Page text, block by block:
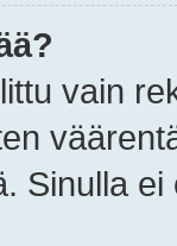
vain
Sinulla